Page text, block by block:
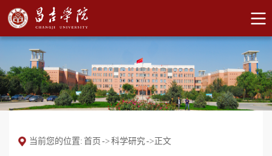
当前您的位置: 首页 -> 科学研究-> 正文